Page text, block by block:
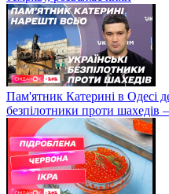
Пам'ятник Катерині в Одесі
безпілотники проти шахедів